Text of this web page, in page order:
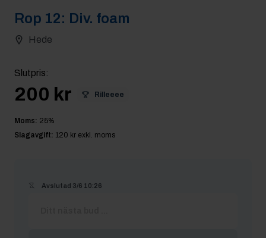
Rop 12: Div. foam
Hede
Slutpris:
200 kr Rilleeee
Moms: 25%
Slagavgift: 120 kr exkl. moms
Avslutad 3/6 10:26